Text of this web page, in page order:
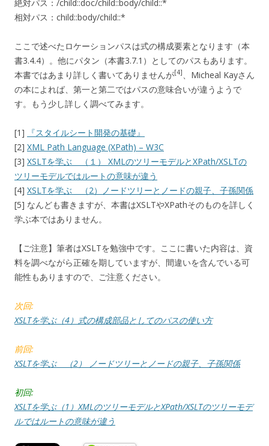
絶対パス：/child::doc/child::body/child::*
相対パス：child::body/child::*
ここで述べたロケーションパスは式の構成要素となります（本
書3.4.4）。他にパタン（本書3.7.1）としてのパスもあります。
本書ではあまり詳しく書いてありませんが[4]
、Micheal Kayさん
の本によれば、第一と第二ではパスの意味合いが違うようで
す。もう少し詳しく調べてみます。
[1]
『スタイルシート開発の基礎』
[2] XML Path Language (XPath) – W3C
[3] XSLTを学ぶ （１） XMLのツリーモデルとXPath/XSLTの
ツリーモデルではルートの意味が違う
[4] XSLTを学ぶ （2）ノードツリーとノードの親子、子孫関係
[5] なんども書きますが、本書はXSLTやXPathそのものを詳しく
学ぶ本ではありません。
【ご注意】筆者はXSLTを勉強中です。ここに書いた内容は、資
料を調べながら正確を期していますが、間違いを含んでいる可
能性もありますので、ご注意ください。
次回:
XSLTを学ぶ（4）式の構成部品としてのパスの使い方
前回:
XSLTを学ぶ （2） ノードツリーとノードの親子、子孫関係
初回:
XSLTを学ぶ（1）XMLのツリーモデルとXPath/XSLTのツリーモデ
ルではルートの意味が違う